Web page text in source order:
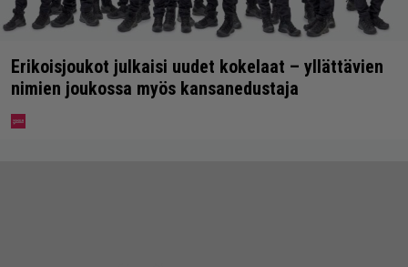
Erikoisjoukot julkaisi uudet kokelaat – yllättävien
nimien joukossa myös kansanedustaja